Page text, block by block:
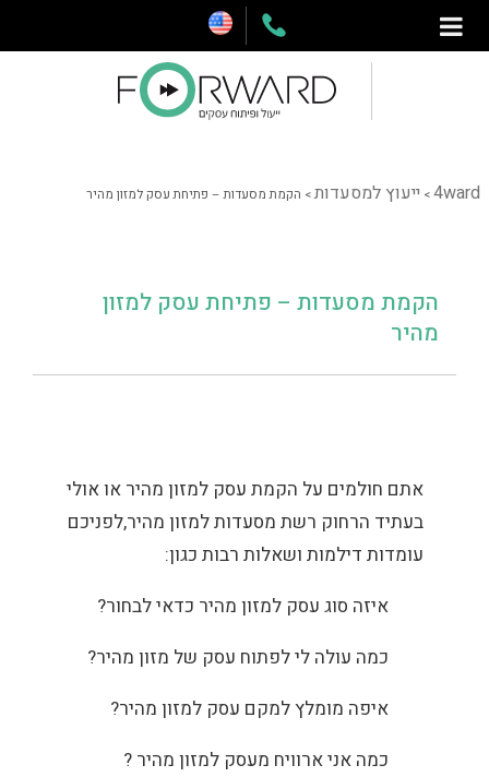
4ward
> ייעוץ למסעדות> הקמת מסעדות – פתיחת עסק למזון מהיר
הקמת מסעדות – פתיחת עסק למזון
מהיר
אתם חולמים על הקמת עסק למזון מהיר או אולי
בעתיד הרחוק רשת מסעדות למזון מהיר,לפניכם
עומדות דילמות ושאלות רבות כגון:
איזה סוג עסק למזון מהיר כדאי לבחור?
כמה עולה לי לפתוח עסק של מזון מהיר?
איפה מומלץ למקם עסק למזון מהיר?
כמה אני ארוויח מעסק למזון מהיר ?